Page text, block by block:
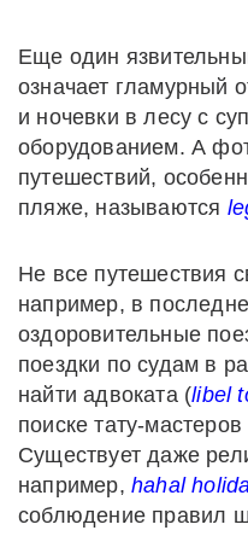
Еще один
означает гламурный
и ночевки в лесу с
оборудованием. А
путешествий,
пляже, называются
Не все путешествия
например, в
оздоровительные
поездки по судам в
найти адвоката (libel
поиске тату-мастеров
Существует даже
например, hahal
соблюдение правил